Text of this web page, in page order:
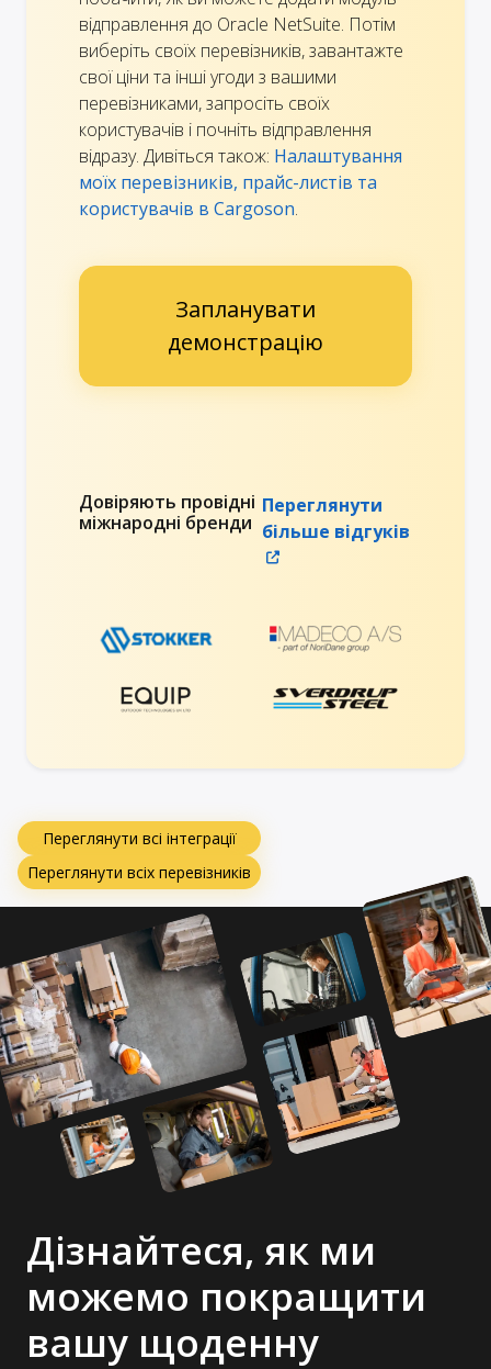
відправлення до Oracle NetSuite. Потім
виберіть своїх перевізників, завантажте
свої ціни та інші угоди з вашими
перевізниками, запросіть своїх
користувачів і почніть відправлення
відразу. Дивіться також: Налаштування
моїх перевізників, прайс-листів та
користувачів в Cargoson.
Запланувати
демонстрацію
Довіряють провідні
міжнародні бренди
Переглянути
більше відгуків
Переглянути всі інтеграції
Переглянути всіх перевізників
Дізнайтеся, як ми
можемо покращити
вашу щоденну